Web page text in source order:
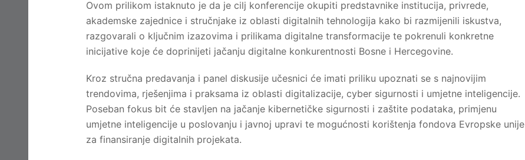
Ovom prilikom istaknuto je da je cilj konferencije okupiti predstavnike institucija, privrede,
akademske zajednice i stručnjake iz oblasti digitalnih tehnologija kako bi razmijenili iskustva,
razgovarali o ključnim izazovima i prilikama digitalne transformacije te pokrenuli konkretne
inicijative koje će doprinijeti jačanju digitalne konkurentnosti Bosne i Hercegovine.
Kroz stručna predavanja i panel diskusije učesnici će imati priliku upoznati se s najnovijim
trendovima, rješenjima i praksama iz oblasti digitalizacije, cyber sigurnosti i umjetne inteligencije.
Poseban fokus bit će stavljen na jačanje kibernetičke sigurnosti i zaštite podataka, primjenu
umjetne inteligencije u poslovanju i javnoj upravi te mogućnosti korištenja fondova Evropske unije
za finansiranje digitalnih projekata.